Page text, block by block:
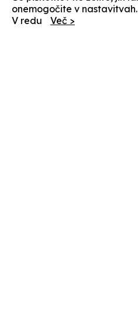
onemogočite v nastavitvah.
V redu
Več >